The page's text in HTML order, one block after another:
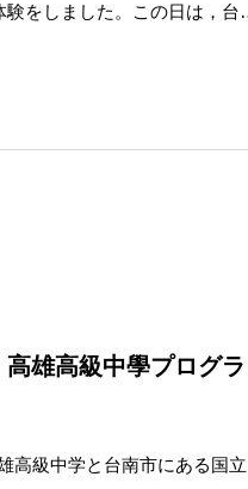
をしました。この日は，台
雄高級中學プログラ
高級中学と台南市にある国立